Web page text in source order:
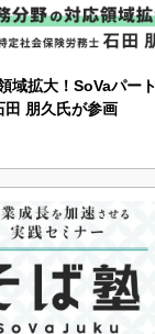
域拡大！SoVaパー
田 朋久氏が参画